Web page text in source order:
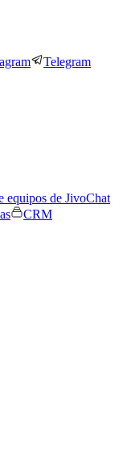
Telegram
equipos de JivoChat
CRM